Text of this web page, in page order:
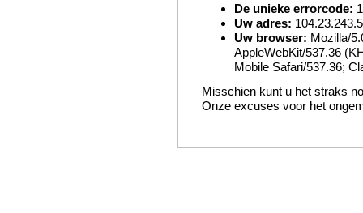
De unieke errorcode:
Uw adres:
Uw browser: Mozilla/
AppleWebKit/537.36
Mobile Safari/537.36;
Misschien kunt u het straks
Onze excuses voor het